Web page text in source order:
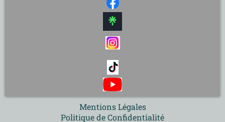
Mentions Légales
Politique de Confidentialité